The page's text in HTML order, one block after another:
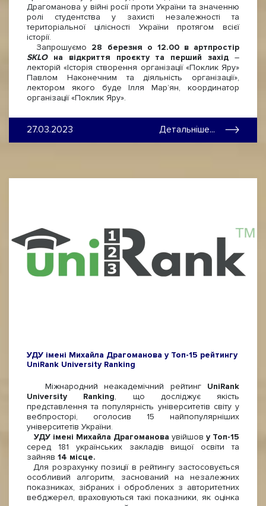
Драгоманова у війні росії проти України та значенню
ролі студентства у захисті незалежності та
територіальної цілісності України протягом всієї
історії.
Запрошуємо 28 березня о 12.00 в артпростір
SKLOна відкриття проєкту та перший захід –
лекторій «Історія створення організації «Поклик Яру»
Павлом Наконечним та діяльність організації»,
лектором якого буде Ілля Мар’ян, координатор
організації «Поклик Яру».
27.03.2023 Детальніше...
УДУ імені Михайла Драгоманова у Топ-15 рейтингу
UniRank University Ranking
Міжнародний неакадемічний рейтинг UniRank
University Ranking, що досліджує якість
представлення та популярність університетів світу у
вебпросторі, оголосив 15 найпопулярніших
університетів України.
УДУ імені Михайла Драгоманова увійшов у Топ-15
серед 181 українських закладів вищої освіти та
зайняв 14 місце.
Для розрахунку позиції в рейтингу застосовується
особливий алгоритм, заснований на незалежних
показниках, зібраних і оброблених з авторитетних
вебджерел, враховуються такі показники, як оцінка